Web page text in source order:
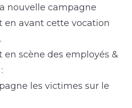
nouvelle campagne
en avant cette vocation
scène des employés &
les victimes sur le